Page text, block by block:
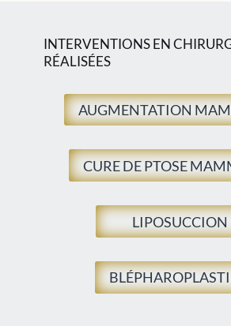
INTERVENTIONS EN
RÉALISÉES
AUGMENTATION
CURE DE PTOSE
LIPOSUCCION